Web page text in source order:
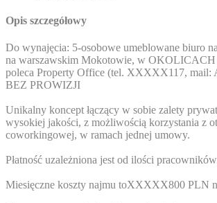
Opis szczegółowy
Do wynajęcia: 5-osobowe umeblowane biuro
na warszawskim Mokotowie, w OKOLICACH
poleca Property Office (tel. XXXXX117, mail:
BEZ PROWIZJI
Unikalny koncept łączący w sobie zalety
wysokiej jakości, z możliwością korzystania z
coworkingowej, w ramach jednej umowy.
Płatność uzależniona jest od ilości
Miesięczne koszty najmu toXXXXX800 PLN